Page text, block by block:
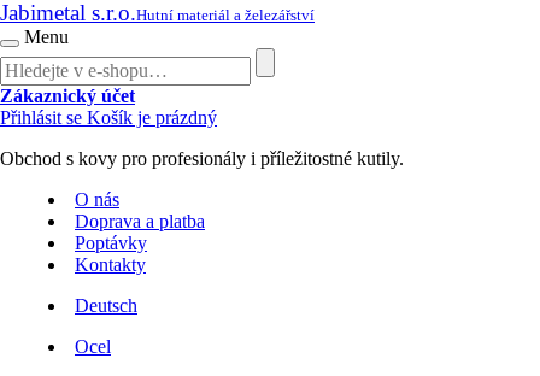
Jabimetal s.r.o.Hutní materiál a železářství
Menu
Zákaznický účet
Přihlásit se Košík je prázdný
Obchod s kovy pro profesionály i příležitostné kutily.
O nás
Doprava a platba
Poptávky
Kontakty
Deutsch
Ocel